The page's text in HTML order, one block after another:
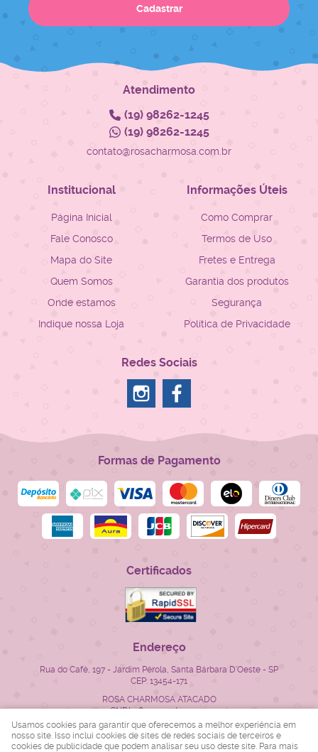
Cadastrar
Atendimento
(19)98262-1245
(19)98262-1245
contato@rosacharmosa.com.br
Institucional
Página Inicial
Fale Conosco
Mapa do Site
Quem Somos
Onde estamos
Indique nossa Loja
Informações Úteis
Como Comprar
Termos de Uso
Fretes e Entrega
Garantia dos produtos
Segurança
Política de Privacidade
Redes Sociais
Formas de Pagamento
Certificados
Endereço
Rua do Café, 197 - Jardim Pérola, Santa Bárbara D'Oeste - SP
CEP: 13454-171
ROSA CHARMOSA ATACADO
CNPJ: 28.522.715/0001-23
Usamos cookies para garantir que oferecemos a melhor experiência em
nosso site. Isso inclui cookies de sites de redes sociais de terceiros e
cookies de publicidade que podem analisar seu uso deste site. Para mais